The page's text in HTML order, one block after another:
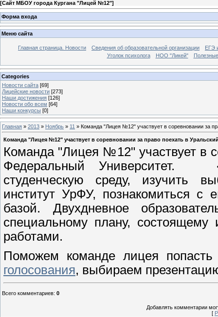
[Сайт МБОУ города Кургана "Лицей №12"]
Форма входа
Меню сайта
Главная страница. Новости Сведения об образовательной организации
ЕГЭ
Уголок психолога
НОО "Ликей"
Categories
Новости сайта [69]
Лицейские новости [273]
Наши достижения [126]
Новости обо всем [64]
Наши конкурсы [0]
Главная » 2013 » Ноябрь » 11 » Команда "Лицея №12" участвует в соревновании за
Команда "Лицея №12" участвует в соревновании за право поехать в
Команда "Лицея №12" участвует в
Федеральный Университет.
студенческую среду, изучить
институт УрФУ, познакомиться с
базой. Двухдневное
специальному плану,
работами.
Поможем команде лицея
голосования, выбираем
Всего комментариев: 0
Добавлять комментарии
[